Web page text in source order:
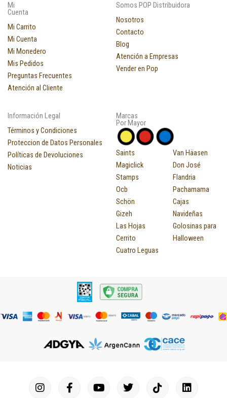
Mi
Cuenta
Mi Carrito
Mi Cuenta
Mi Monedero
Mis Pedidos
Preguntas Frecuentes
Atención al Cliente
Somos POP Distribuidora
Nosotros
Contacto
Blog
Atención a Empresas
Vender en Pop
Información Legal
Términos y Condiciones
Proteccion de Datos Personales
Políticas de Devoluciones
Noticias
Marcas
Por Mayor
Saints
Magiclick
Stamps
Ocb
Schön
Gizeh
Las Hojas
Cerrito
Cuatro Leguas
Van Häasen
Don José
Flandria
Pachamama
Cajas
Navideñas
Golosinas para
Halloween
I
n
F
a
Y
o
T
w
I
c
L
i